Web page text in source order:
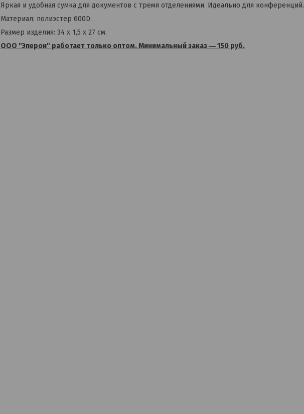
Яркая и удобная сумка для документов с тремя отделениями. Идеально для конференций.
Материал: полиэстер 600D.
Размер изделия: 34 х 1,5 х 27 см.
ООО "Эперон" работает только оптом. Минимальный заказ ― 150 руб.